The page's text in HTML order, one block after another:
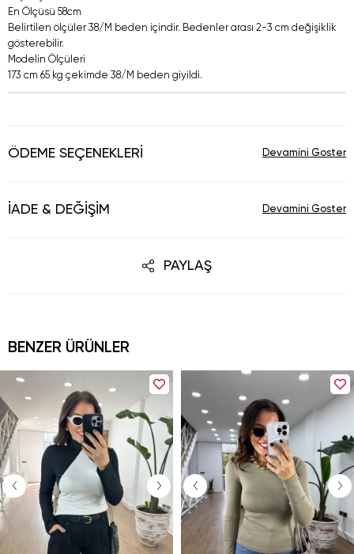
En Ölçüsü 58cm
Belirtilen ölçüler 38/M beden içindir. Bedenler arası 2-3 cm değişiklik
gösterebilir.
Modelin Ölçüleri
173 cm 65 kg çekimde 38/M beden giyildi.
ÖDEME SEÇENEKLERI
İADE & DEĞIŞIM
PAYLAŞ
BENZER ÜRÜNLER